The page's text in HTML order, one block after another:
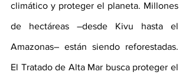
climático y proteger el planeta. Millones
de hectáreas –desde Kivu hasta el
Amazonas– están siendo reforestadas.
El Tratado de Alta Mar busca proteger el